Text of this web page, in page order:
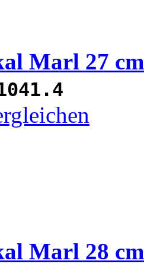
Marl 27 cm
Marl 28 cm